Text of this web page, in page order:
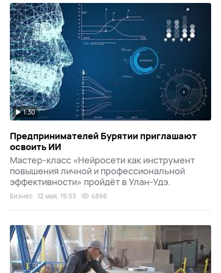
1:30
Предпринимателей Бурятии приглашают
освоить ИИ
Мастер-класс «Нейросети как инструмент
повышения личной и профессиональной
эффективности» пройдёт в Улан-Удэ.
Бизнес 12 мая, 19:55 4866